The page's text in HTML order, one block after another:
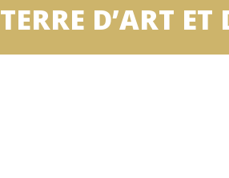
TERRE D’ART ET